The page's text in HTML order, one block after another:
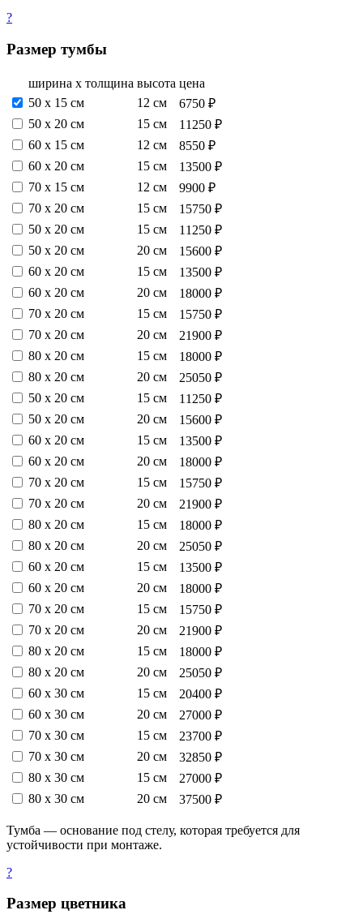
?
Размер тумбы
ширина х толщина высота цена
50 х 15 см
12 см
6750 ₽
50 х 20 см
15 см
11250 ₽
60 х 15 см
12 см
8550 ₽
60 х 20 см
15 см
13500 ₽
70 х 15 см
12 см
9900 ₽
70 х 20 см
15 см
15750 ₽
50 х 20 см
15 см
11250 ₽
50 х 20 см
20 см
15600 ₽
60 х 20 см
15 см
13500 ₽
60 х 20 см
20 см
18000 ₽
70 х 20 см
15 см
15750 ₽
70 х 20 см
20 см
21900 ₽
80 х 20 см
15 см
18000 ₽
80 х 20 см
20 см
25050 ₽
50 х 20 см
15 см
11250 ₽
50 х 20 см
20 см
15600 ₽
60 х 20 см
15 см
13500 ₽
60 х 20 см
20 см
18000 ₽
70 х 20 см
15 см
15750 ₽
70 х 20 см
20 см
21900 ₽
80 х 20 см
15 см
18000 ₽
80 х 20 см
20 см
25050 ₽
60 х 20 см
15 см
13500 ₽
60 х 20 см
20 см
18000 ₽
70 х 20 см
15 см
15750 ₽
70 х 20 см
20 см
21900 ₽
80 х 20 см
15 см
18000 ₽
80 х 20 см
20 см
25050 ₽
60 х 30 см
15 см
20400 ₽
60 х 30 см
20 см
27000 ₽
70 х 30 см
15 см
23700 ₽
70 х 30 см
20 см
32850 ₽
80 х 30 см
15 см
27000 ₽
80 х 30 см
20 см 37500 ₽
Тумба — основание под стелу, которая требуется для
устойчивости при монтаже.
?
Размер цветника